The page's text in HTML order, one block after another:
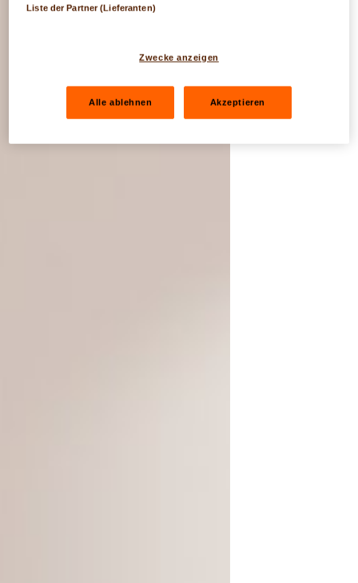
Liste der Partner (Lieferanten)
Zwecke anzeigen
Alle ablehnen Akzeptieren